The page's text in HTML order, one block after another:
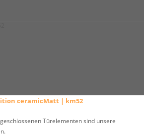
ceramicMatt | km52
Türelementen sind unsere